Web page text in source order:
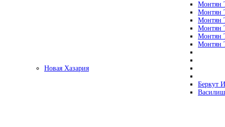
Монтян
Монтян
Монтян
Монтян
Монтян
Монтян
Новая Хазария
Беркут